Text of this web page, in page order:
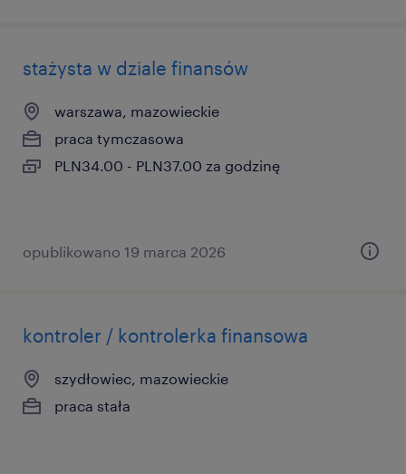
stażysta w dziale finansów
warszawa, mazowieckie
praca tymczasowa
PLN34.00 - PLN37.00 za godzinę
opublikowano 19 marca 2026
kontroler / kontrolerka finansowa
szydłowiec, mazowieckie
praca stała